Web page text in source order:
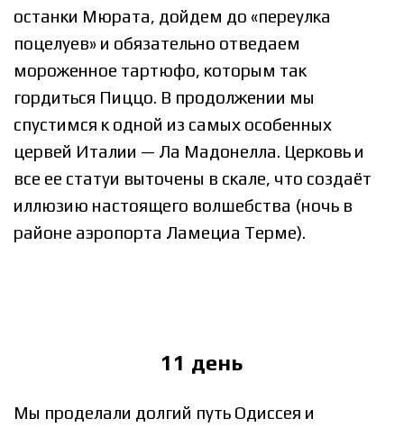
останки Мюрата, дойдем до «переулка
поцелуев» и обязательно отведаем
мороженное тартюфо, которым так
гордиться Пиццо. В продолжении мы
спустимся к одной из самых особенных
цервей Италии — Ла Мадонелла. Церковь и
все ее статуи выточены в скале, что создаёт
иллюзию настоящего волшебства (ночь в
районе аэропорта Ламециа Терме).
11 день
Мы проделали долгий путь Одиссея и